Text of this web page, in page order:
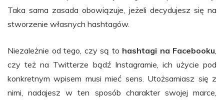
Taka sama zasada obowiązuje, jeżeli decydujesz się na
stworzenie własnych hashtagów.
Niezależnie od tego, czy są to hashtagi na Facebooku
czy też na Twitterze bądź Instagramie, ich użycie pod
konkretnym wpisem musi mieć sens. Utożsamiasz się z
nimi, nadajesz w ten sposób charakter swojej marce,